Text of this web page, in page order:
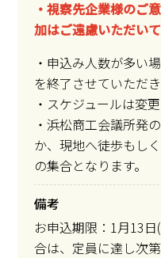
・視察先企業様のご
加はご遠慮いただいて
・申込み人数が多い
を終了させていただき
・スケジュールは変
・浜松商工会議所発
か、現地へ徒歩もし
の集合となります。
備考
お申込期限：1月13
合は、定員に達し次